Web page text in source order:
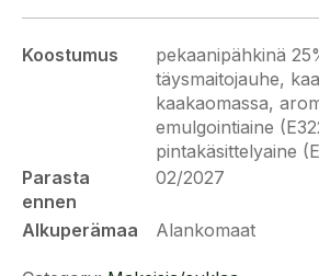
Koostumus
pekaanipähkinä
täysmaitojauhe,
kaakaomassa,
emulgointiaine
pintakäsittelyaine
Parasta
ennen
02/2027
Alkuperämaa Alankomaat